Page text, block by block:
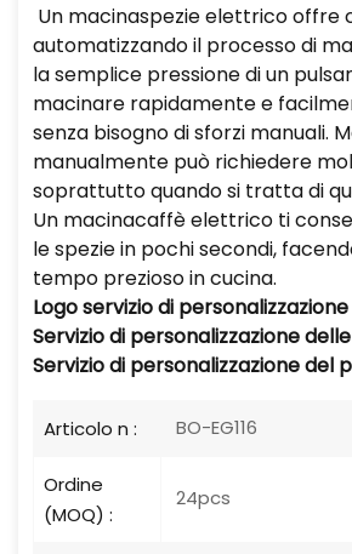
Un macinaspezie elettrico offre
automatizzando il processo di
la semplice pressione di un
macinare rapidamente e
senza bisogno di sforzi manuali.
manualmente può richiedere
soprattutto quando si tratta di
Un macinacaffè elettrico ti
le spezie in pochi secondi,
tempo prezioso in cucina.
Logoservizio di personalizzazione
Servizio di personalizzazione
Servizio di personalizzazione del
Articolo n : BO-EG116
Ordine
(MOQ) :
24pcs